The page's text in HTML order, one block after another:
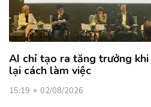
AI chỉ tạo ra tăng trưởng
lại cách làm việc
15:19 02/08/2026